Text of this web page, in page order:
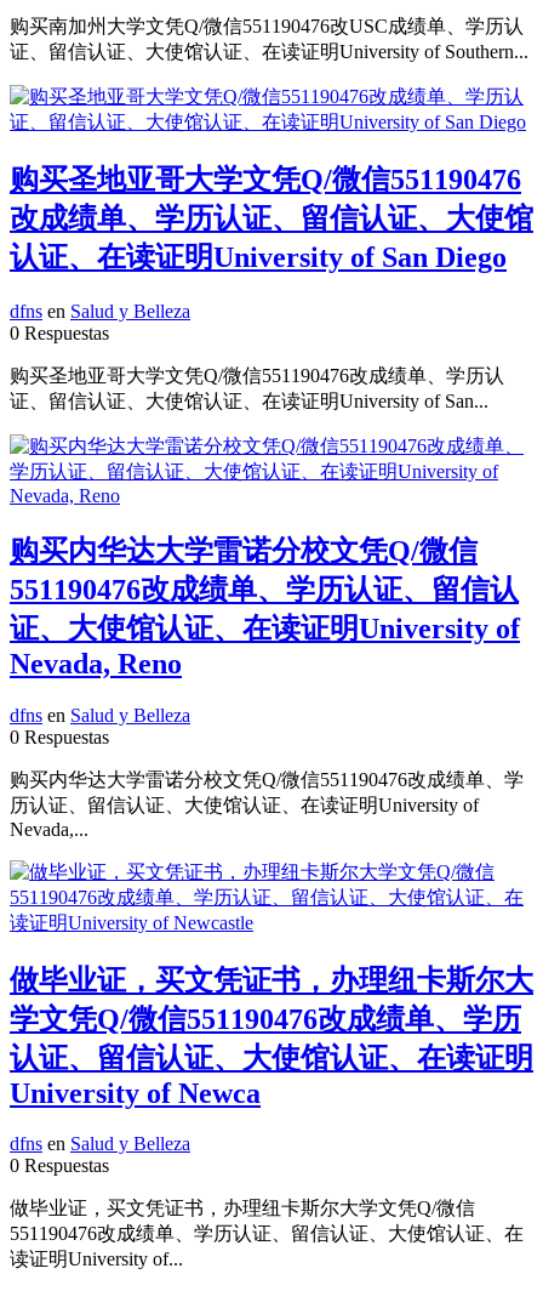
购买南加州大学文凭Q/微信551190476改USC成绩单、学历认
证、留信认证、大使馆认证、在读证明University of Southern...
购买圣地亚哥大学文凭Q/微信551190476
改成绩单、学历认证、留信认证、大使馆
认证、在读证明University of San Diego
dfns en Salud y Belleza
0 Respuestas
购买圣地亚哥大学文凭Q/微信551190476改成绩单、学历认
证、留信认证、大使馆认证、在读证明University of San...
购买内华达大学雷诺分校文凭Q/微信
551190476改成绩单、学历认证、留信认
证、大使馆认证、在读证明University of
Nevada, Reno
dfns en Salud y Belleza
0 Respuestas
购买内华达大学雷诺分校文凭Q/微信551190476改成绩单、学
历认证、留信认证、大使馆认证、在读证明University of
Nevada,...
做毕业证，买文凭证书，办理纽卡斯尔大
学文凭Q/微信551190476改成绩单、学历
认证、留信认证、大使馆认证、在读证明
University of Newca
dfns en Salud y Belleza
0 Respuestas
做毕业证，买文凭证书，办理纽卡斯尔大学文凭Q/微信
551190476改成绩单、学历认证、留信认证、大使馆认证、在
读证明University of...